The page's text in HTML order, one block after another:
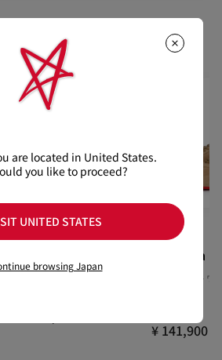
マト運輸にて発送いたします。
な商品は、1週間程でのお届けとなりま
候不良、決済確認等により発送が遅延す
了承ください。
未使用の場合に限り返品交換を受け付
は無料です。
る情報は下記よりご確認くださいま
Eleonora
スニーカー - ヴ
¥ 141,900
are located in United States.
you like to proceed?
UNITED STATES
browsing Japan